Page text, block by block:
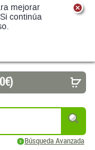
mejorar
continúa
Búsqueda Avanzada
€)